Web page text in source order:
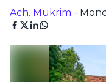
Ach. Mukrim -